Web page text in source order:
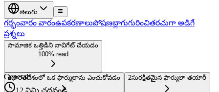
తెలుగు
గర్భంవారం వారంఉపకరణాలుపోషణబ్లాగుగురించితరచుగా అడిగే
ప్రశ్నలు
సామాజిక ఒత్తిడిని నావిగేట్ చేయడం
100% read
1భారతదేశంలో ఒక ఫార్ములాను ఎంచుకోవడం 2సురక్షితమైన ఫార్ములా తయారీ
General
12 నిమి చదవండి